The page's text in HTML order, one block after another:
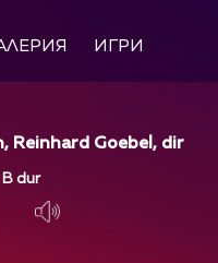
ИГРИ
Reinhard Goebel, dir
dur